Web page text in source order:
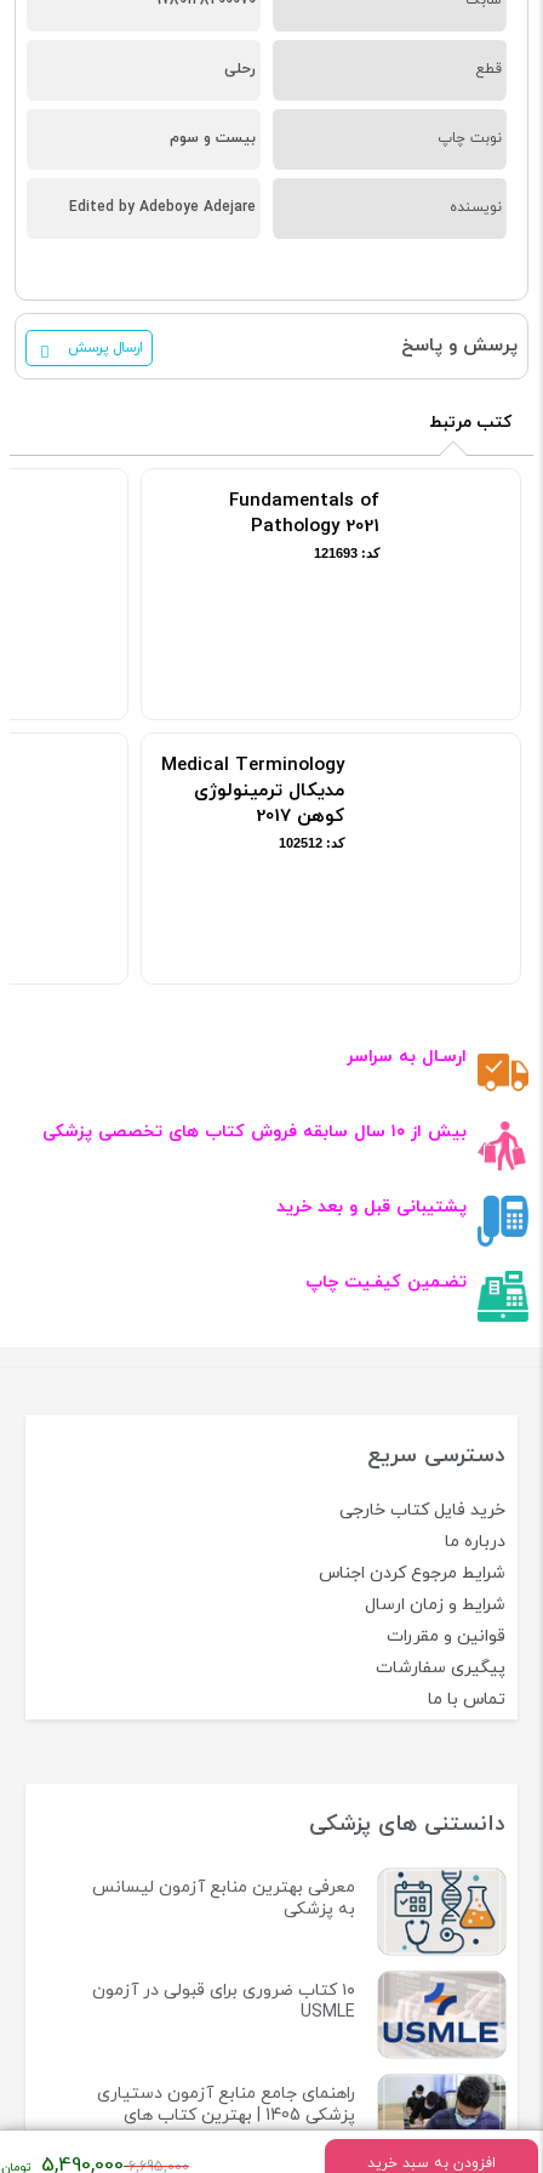
افزودن به سبد خرید 6,695,000قیمت
5,490,000
قطع رحلی
نوبت چاپ بیست و سوم
نویسنده Edited by Adeboye Adejare
پرسش و پاسخ ارسال پرسش
کتب مرتبط
Fundamentals of
Pathology 2021
کد: 121693
Medical Terminology
مدیکال ترمینولوژی
کوهن 2017
کد: 102512
ارسـال به سراسر
بیش از ۱۰ سال سابقه فروش کتاب‌ های تخصصی پزشکی
پشتیبانی قبل و بعد خرید
تضـمین کیفـیت چاپ
دسترسی سریع
خرید فایل کتاب خارجی
درباره ما
شرایط مرجوع کردن اجناس
شرایط و زمان ارسال
قوانین و مقررات
پیگیری سفارشات
تماس با ما
دانستنی های پزشکی
معرفی بهترین منابع آزمون لیسانس
به پزشکی
۱۰ کتاب ضروری برای قبولی در آزمون
USMLE
راهنمای جامع منابع آزمون دستیاری
پزشکی 1405 | بهترین کتاب های
آزمون رزیدنتی 2025